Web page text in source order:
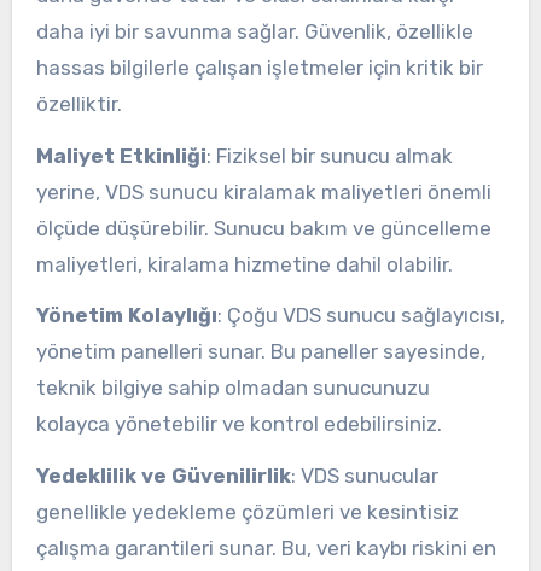
daha iyi bir savunma sağlar. Güvenlik, özellikle
hassas bilgilerle çalışan işletmeler için kritik bir
özelliktir.
Maliyet Etkinliği: Fiziksel bir sunucu almak
yerine, VDS sunucu kiralamak maliyetleri önemli
ölçüde düşürebilir. Sunucu bakım ve güncelleme
maliyetleri, kiralama hizmetine dahil olabilir.
Yönetim Kolaylığı: Çoğu VDS sunucu sağlayıcısı,
yönetim panelleri sunar. Bu paneller sayesinde,
teknik bilgiye sahip olmadan sunucunuzu
kolayca yönetebilir ve kontrol edebilirsiniz.
Yedeklilik ve Güvenilirlik: VDS sunucular
genellikle yedekleme çözümleri ve kesintisiz
çalışma garantileri sunar. Bu, veri kaybı riskini en